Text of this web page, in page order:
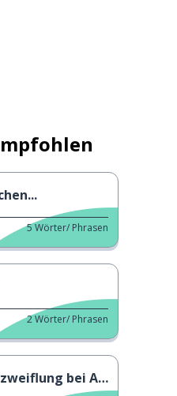
5Wörter/ Phrasen
2Wörter/ Phrasen
bei Ausländern